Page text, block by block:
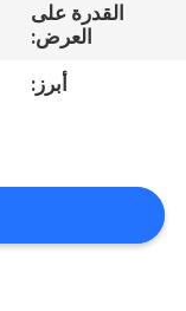
خريطة
القدرة على
العرض:
أبرز: